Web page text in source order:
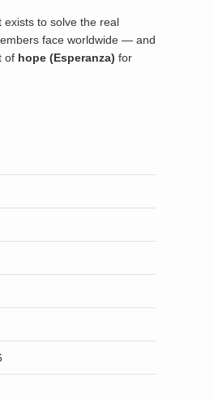
exists to solve the real
face worldwide — and
of hope (Esperanza) for